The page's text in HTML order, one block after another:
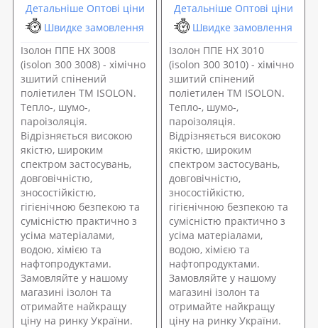
Детальніше Оптові ціни
Швидке замовлення
Ізолон ППЕ НХ 3008
(isolon 300 3008) - хімічно
зшитий спінений
поліетилен ТМ ISOLON.
Тепло-, шумо-,
пароізоляція.
Відрізняється високою
якістю, широким
спектром застосувань,
довговічністю,
зносостійкістю,
гігієнічною безпекою та
сумісністю практично з
усіма матеріалами,
водою, хімією та
нафтопродуктами.
Замовляйте у нашому
магазині ізолон та
отримайте найкращу
ціну на ринку України.
Детальніше Оптові ціни
Швидке замовлення
Ізолон ППЕ НХ 3010
(isolon 300 3010) - хімічно
зшитий спінений
поліетилен ТМ ISOLON.
Тепло-, шумо-,
пароізоляція.
Відрізняється високою
якістю, широким
спектром застосувань,
довговічністю,
зносостійкістю,
гігієнічною безпекою та
сумісністю практично з
усіма матеріалами,
водою, хімією та
нафтопродуктами.
Замовляйте у нашому
магазині ізолон та
отримайте найкращу
ціну на ринку України.